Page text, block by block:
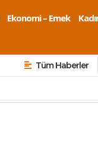
Ekonomi – Emek
Tüm Haberler